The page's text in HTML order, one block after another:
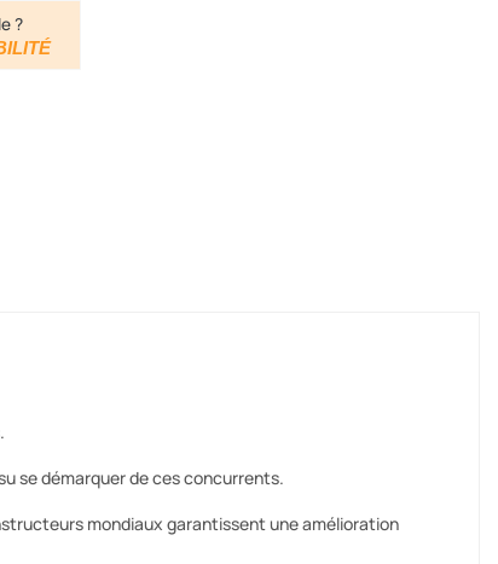
?
se démarquer de ces concurrents.
mondiaux garantissent une amélioration